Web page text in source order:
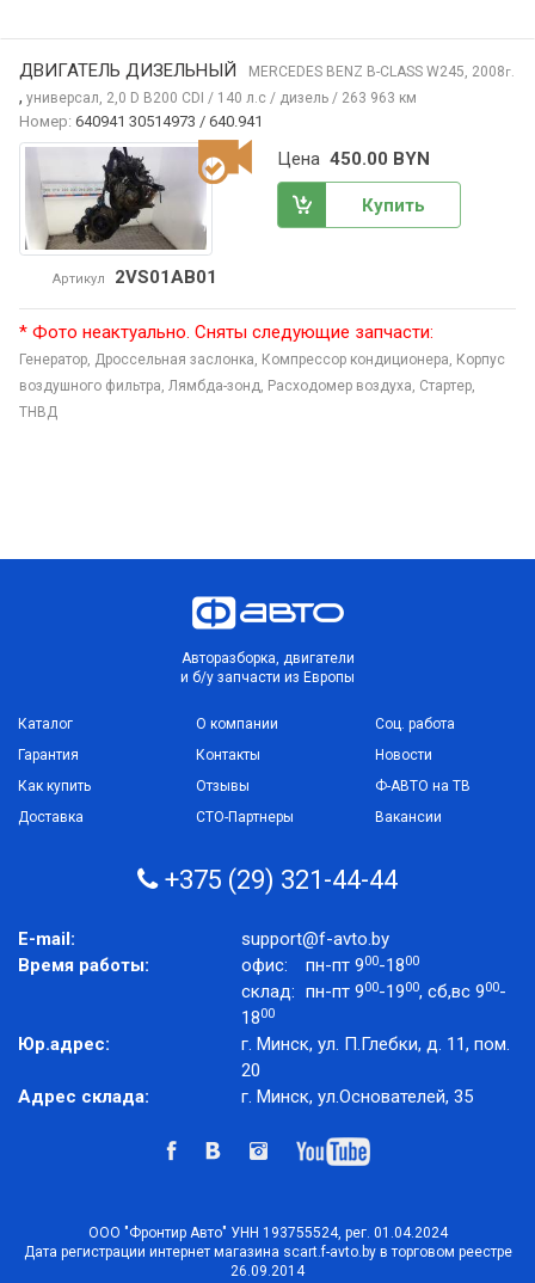
ДВИГАТЕЛЬ ДИЗЕЛЬНЫЙ MERCEDES BENZ B-CLASS W245, 2008г.
, универсал, 2,0 D B200 CDI / 140 л.с / дизель / 263 963 км
Номер: 640941 30514973 / 640.941
Артикул 2VS01AB01
Цена 450.00 BYN
Купить
* Фото неактуально. Сняты следующие запчасти:
Генератор, Дроссельная заслонка, Компрессор кондиционера, Корпус
воздушного фильтра, Лямбда-зонд, Расходомер воздуха, Стартер,
ТНВД
Авторазборка, двигатели
и б/у запчасти из Европы
Каталог
Гарантия
Как купить
Доставка
О компании
Контакты
Отзывы
СТО-Партнеры
Соц. работа
Новости
Ф-АВТО на ТВ
Вакансии
+375 (29) 321-44-44
E-mail:
support@f-avto.by
Время работы:
офис: пн-пт 900-1800
склад: пн-пт 900-1900, сб,вс 900-
1800
Юр.адрес:
г. Минск, ул. П.Глебки, д. 11, пом.
20
Адрес склада:
г. Минск, ул.Основателей, 35
ООО "Фронтир Авто" УНН 193755524, рег. 01.04.2024
Дата регистрации интернет магазина scart.f-avto.by в торговом реестре
26.09.2014